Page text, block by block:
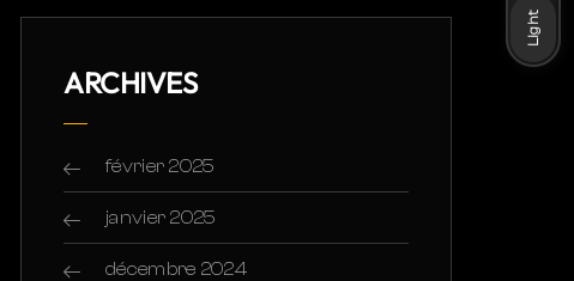
ARCHIVES
février 2025
janvier 2025
décembre 2024
Light